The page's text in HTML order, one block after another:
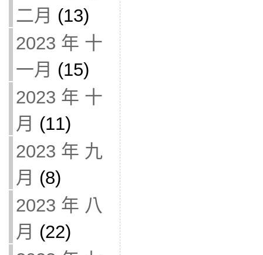
二月 (13)
2023 年 十
一月 (15)
2023 年 十
月 (11)
2023 年 九
月 (8)
2023 年 八
月 (22)